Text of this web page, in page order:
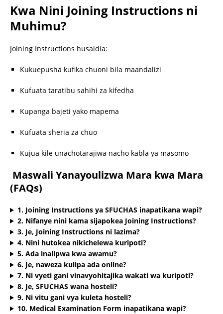
Kwa Nini Joining Instructions ni
Muhimu?
Joining Instructions husaidia:
Kukuepusha kufika chuoni bila maandalizi
Kufuata taratibu sahihi za kifedha
Kupanga bajeti yako mapema
Kufuata sheria za chuo
Kujua kile unachotarajiwa nacho kabla ya masomo
Maswali Yanayoulizwa Mara kwa Mara
(FAQs)
1. Joining Instructions ya SFUCHAS inapatikana wapi?
2. Nifanye nini kama sijapokea Joining Instructions?
3. Je, Joining Instructions ni lazima?
4. Nini hutokea nikichelewa kuripoti?
5. Ada inalipwa kwa awamu?
6. Je, naweza kulipa ada online?
7. Ni vyeti gani vinavyohitajika wakati wa kuripoti?
8. Je, SFUCHAS wana hosteli?
9. Ni vitu gani vya kuleta hosteli?
10. Medical Examination Form inapatikana wapi?